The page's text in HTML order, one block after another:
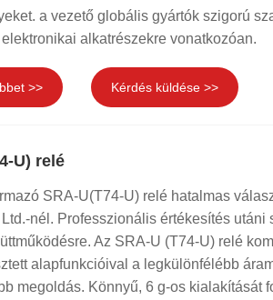
a vezető globális gyártók szigorú
alkatrészekre vonatkozóan.
>> Kérdés küldése >>
U) relé
SRA-U(T74-U) relé hatalmas
nél. Professzionális értékesítés
Az SRA-U (T74-U) relé
alapfunkcióival a legkülönfélébb
megoldás. Könnyű, 6 g-os kialakítását